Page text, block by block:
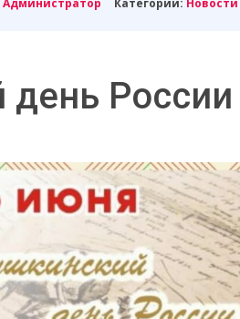
Администратор Категории: Новости
России